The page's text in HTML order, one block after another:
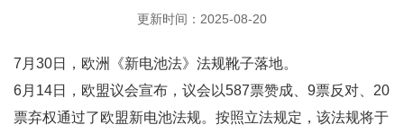
更新时间：2025-08-20
7月30日，欧洲《新电池法》法规靴子落地。
6月14日，欧盟议会宣布，议会以587票赞成、9票反对、20
票弃权通过了欧盟新电池法规。按照立法规定，该法规将于